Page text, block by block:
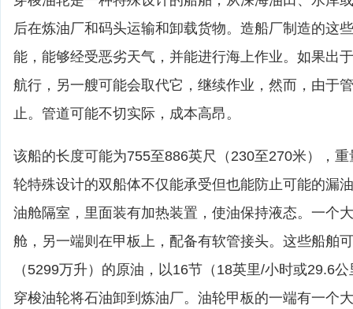
后在炼油厂和码头运输和卸载货物。造船厂制造的这
能，能够经受恶劣天气，并能进行海上作业。如果出
航行，另一艘可能会取代它，继续作业，然而，由于
止。管道可能不切实际，成本高昂。
该船的长度可能为755至886英尺（230至270米），
轮特殊设计的双船体不仅能承受但也能防止可能的漏
油舱隔室，里面装有加热装置，使油保持液态。一个
舱，另一端则在甲板上，配备有软管接头。这些船舶
（5299万升）的原油，以16节（18英里/小时或29.6
穿梭油轮将石油卸到炼油厂。油轮甲板的一端有一个